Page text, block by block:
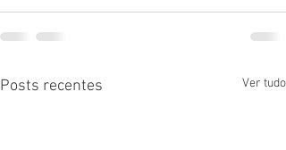
Posts recentes Ver tudo